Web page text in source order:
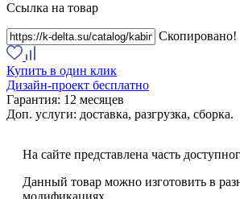
Ссылка на товар
Скопировано!
Купить в один клик
Дизайн-проект бесплатно
Гарантия: 12 месяцев
Доп. услуги: доставка, разгрузка, сборка.
На сайте представлена часть
Данный товар можно изготовить в